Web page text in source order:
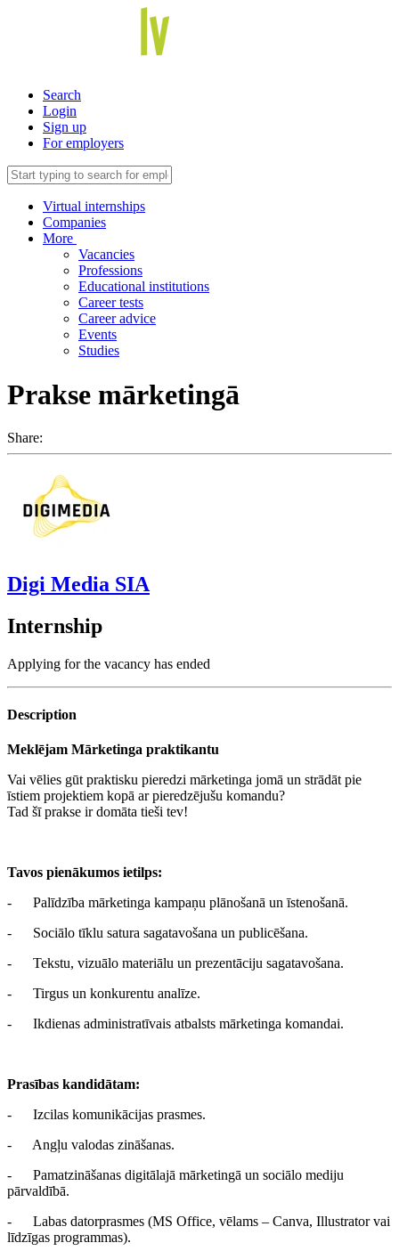
Search
Login
Sign up
For employers
Virtual internships
Companies
More
Vacancies
Professions
Educational institutions
Career tests
Career advice
Events
Studies
Prakse mārketingā
Share:
Digi Media SIA
Internship
Applying for the vacancy has ended
Description
Meklējam Mārketinga praktikantu
Vai vēlies gūt praktisku pieredzi mārketinga jomā un strādāt pie
īstiem projektiem kopā ar pieredzējušu komandu?
Tad šī prakse ir domāta tieši tev!
Tavos pienākumos ietilps:
- Palīdzība mārketinga kampaņu plānošanā un īstenošanā.
- Sociālo tīklu satura sagatavošana un publicēšana.
- Tekstu, vizuālo materiālu un prezentāciju sagatavošana.
- Tirgus un konkurentu analīze.
- Ikdienas administratīvais atbalsts mārketinga komandai.
Prasības kandidātam:
- Izcilas komunikācijas prasmes.
- Angļu valodas zināšanas.
- Pamatzināšanas digitālajā mārketingā un sociālo mediju
pārvaldībā.
- Labas datorprasmes (MS Office, vēlams – Canva, Illustrator vai
līdzīgas programmas).